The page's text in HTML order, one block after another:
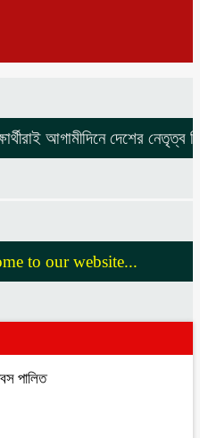
আগামীদিনে দেশের নেতৃত্ব
to our website...
পালিত